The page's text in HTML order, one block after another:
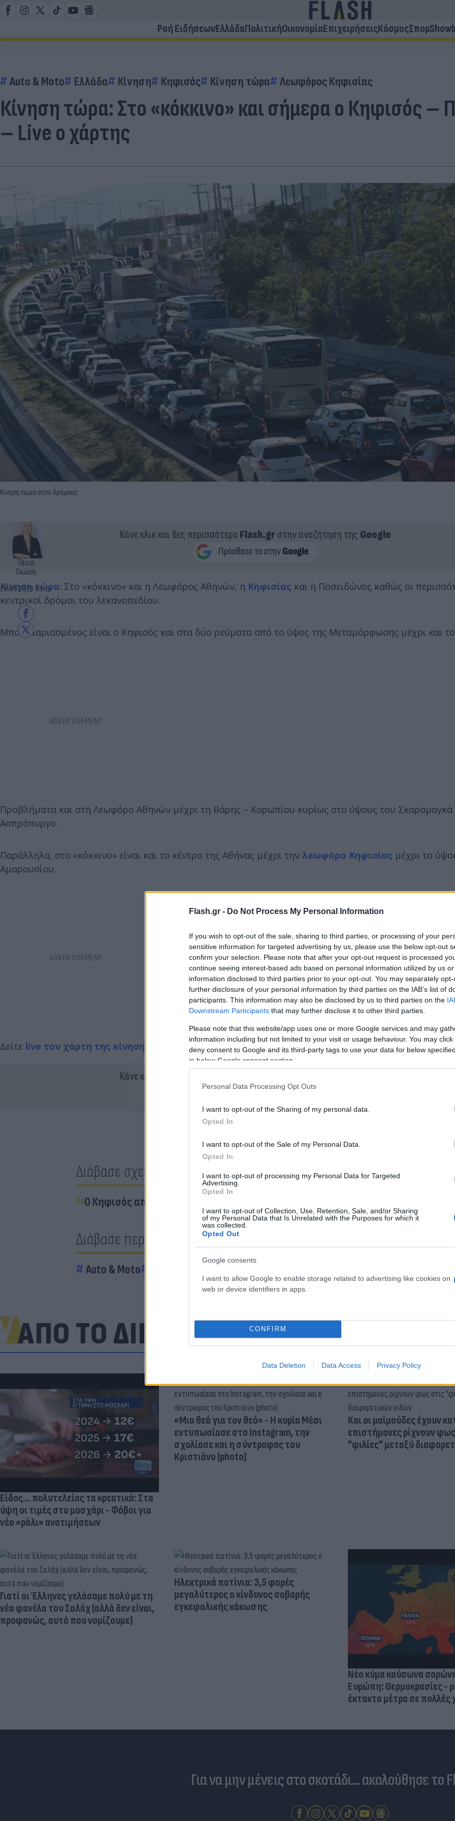
Flash.gr - Do Not Process My Personal Information
If you wish to opt-out of the sale, sharing to third parties, or processing of your
sensitive information for targeted advertising by us, please use the below opt-out
confirm your selection. Please note that after your opt-out request is processed
continue seeing interest-based ads based on personal information utilized by us
information disclosed to third parties prior to your opt-out. You may separately
further disclosure of your personal information by third parties on the IAB’s list of
participants. This information may also be disclosed by us to third parties on the
Downstream Participants that may further disclose it to other third parties.
Please note that this website/app uses one or more Google services and may
information including but not limited to your visit or usage behaviour. You may
deny consent to Google and its third-party tags to use your data for below
in below Google consent section.
Personal Data Processing Opt Outs
I want to opt-out of the Sharing of my personal data.
Opted In
I want to opt-out of the Sale of my Personal Data.
Opted In
I want to opt-out of processing my Personal Data for Targeted
Advertising.
Opted In
I want to opt-out of Collection, Use, Retention, Sale, and/or Sharing
of my Personal Data that Is Unrelated with the Purposes for which it
was collected.
Opted Out
Google consents
I want to allow Google to enable storage related to advertising like cookies on
web or device identifiers in apps.
CONFIRM
Data Deletion Data Access Privacy Policy
Ροή ΕιδήσεωνΕλλάδαΠολιτικήΟικονομίαΕπιχειρήσειςΚόσμοςΣπορ
Auto & Moto Ελλάδα Κίνηση Κηφισός Κίνηση τώρα Λεωφόρος Κηφισίας
Κίνηση τώρα: Στο «κόκκινο» και σήμερα ο Κηφισός
– Live o χάρτης
Κίνηση τώρα στου δρόμους
Τάνια
Γκιώση
28.09.2023 09:14
Κάνε κλικ και δες περισσότερο Flash.grστην αναζήτηση της Google
Κίνηση τώρα: Στο «κόκκινο» και η Λεωφόρος Αθηνών, η Κηφισίας και η Ποσειδώνος καθώς οι
κεντρικοί δρόμοι του λεκανοπεδίου.
Μποτιλιαριασμένος είναι ο Κηφισός και στα δύο ρεύματα από το ύψος της Μεταμόρφωσης μέχρι και
Προβλήματα και στη Λεωφόρο Αθηνών μέχρι τη Βάρης – Κορωπίου κυρίως στο ύψους του Σκαραμαγκά
Ασπρόπυργο.
Παράλληλα, στο «κόκκινο» είναι και το κέντρο της Αθήνας μέχρι την λεωφόρο Κηφισίας μέχρι το
Αμαρουσίου.
Δείτε live τον χάρτη της κίνησης
Κάνε κλικ και δες περισσότερο
Διάβασε σχετικά
Ο Κηφισός από ψηλά - Η «ομορφιά» ενός μόνιμα μπλοκαρισμένου δρόμου
Διάβασε περισσότερα
Auto & Moto
ΑΠΟ ΤΟ ΔΙΚΤΥΟ
Είδος... πολυτελείας τα κρεατικά: Στα
ύψη οι τιμές στο μοσχάρι - Φόβοι για
νέο «ράλι» ανατιμήσεων
«Μια θεά για τον θεό» - Η κυρία Μέσι
εντυπωσίασε στο Instagram, την
σχολίασε και η σύντροφος του
Κριστιάνο (photo)
Και οι μαϊμούδες έχουν
επιστήμονες ρίχνουν
"φιλίες" μεταξύ
Γιατί οι Έλληνες γελάσαμε πολύ με τη
νέα φανέλα του Σαλάχ (αλλά δεν είναι,
προφανώς, αυτό που νομίζουμε)
Ηλεκτρικά πατίνια: 3,5 φορές
μεγαλύτερος ο κίνδυνος σοβαρής
εγκεφαλικής κάκωσης
Νέο κύμα καύσωνα
Ευρώπη: Θερμοκρασίες -
έκτακτα μέτρα σε πολλές
Για να μην μένεις στο σκοτάδι... ακολούθησε το